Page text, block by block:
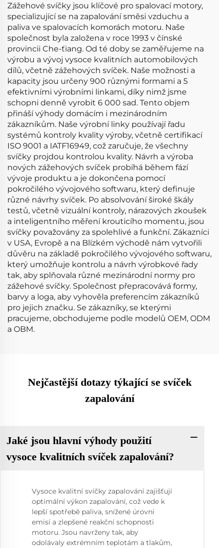
Zážehové svíčky jsou klíčové pro spalovací motory,
specializující se na zapalování směsi vzduchu a
paliva ve spalovacích komorách motoru. Naše
společnost byla založena v roce 1993 v čínské
provincii Che-ťiang. Od té doby se zaměřujeme na
výrobu a vývoj vysoce kvalitních automobilových
dílů, včetně zážehových svíček. Naše možnosti a
kapacity jsou určeny 900 různými formami a 5
efektivními výrobními linkami, díky nimž jsme
schopni denně vyrobit 6 000 sad. Tento objem
přináší výhody domácím i mezinárodním
zákazníkům. Naše výrobní linky používají řadu
systémů kontroly kvality výroby, včetně certifikací
ISO 9001 a IATF16949, což zaručuje, že všechny
svíčky projdou kontrolou kvality. Návrh a výroba
nových zážehových svíček probíhá během fází
vývoje produktu a je dokončena pomocí
pokročilého vývojového softwaru, který definuje
různé návrhy svíček. Po absolvování široké škály
testů, včetně vizuální kontroly, nárazových zkoušek
a inteligentního měření krouticího momentu, jsou
svíčky považovány za spolehlivé a funkční. Zákazníci
v USA, Evropě a na Blízkém východě nám vytvořili
důvěru na základě pokročilého vývojového softwaru,
který umožňuje kontrolu a návrh výrobkové řady
tak, aby splňovala různé mezinárodní normy pro
zážehové svíčky. Společnost přepracovává formy,
barvy a loga, aby vyhověla preferencím zákazníků
pro jejich značku. Se zákazníky, se kterými
pracujeme, obchodujeme podle modelů OEM, ODM
a OBM.
Nejčastější dotazy týkající se svíček
zapalování
Jaké jsou hlavní výhody použití
vysoce kvalitních svíček zapalování?
Vysoce kvalitní svíčky zapalování zajišťují
optimální výkon zapalování, což vede k
lepší spotřebě paliva, snížené úrovni
emisí a zlepšené reakční schopnosti
motoru. Jsou navrženy tak, aby
odolávaly extrémním teplotám a tlakům,